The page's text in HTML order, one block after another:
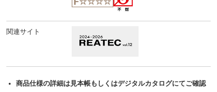
関連サイト
商品仕様の詳細は見本帳もしくはデジタルカタログにてご確認